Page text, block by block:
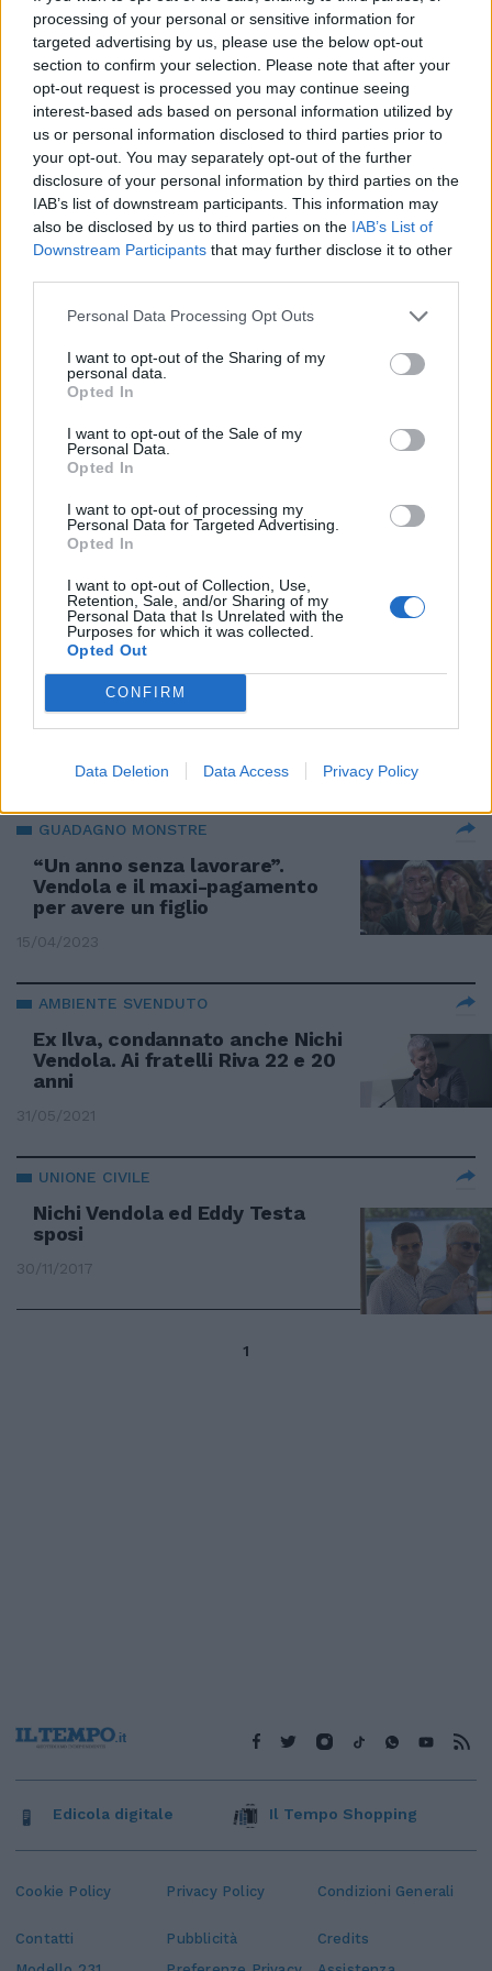
processing of your personal or sensitive information for
targeted advertising by us, please use the below opt-out
section to confirm your selection. Please note that after your
opt-out request is processed you may continue seeing
interest-based ads based on personal information utilized by
us or personal information disclosed to third parties prior to
your opt-out. You may separately opt-out of the further
disclosure of your personal information by third parties on the
IAB’s list of downstream participants. This information may
also be disclosed by us to third parties on the IAB’s List of
Downstream Participants that may further disclose it to other
Personal Data Processing Opt Outs
I want to opt-out of the Sharing of my
personal data.
Opted In
I want to opt-out of the Sale of my
Personal Data.
Opted In
I want to opt-out of processing my
Personal Data for Targeted Advertising.
Opted In
I want to opt-out of Collection, Use,
Retention, Sale, and/or Sharing of my
Personal Data that Is Unrelated with the
Purposes for which it was collected.
Opted Out
CONFIRM
Data Deletion Data Access Privacy Policy
Sangiuliano-Boccia riaccende la
mania di Bonelli
06/09/2024
BARI CONNECTION
Macigno su Decaro: altro suo
assessore indagato. Rottura Pd-
M5S: divisi al voto
16/04/2024
IN PUGLIA SPADRONEGGIA
caos della sinistra. Ma una
condanna lo congela
SCOSSONI A BARI
La sinistra tenta un disperato
blitz per tenere in piedi il campo
largo
10/04/2024
CON SINISTRA ITALIANA
A volte ritornano (in campo):
rispunta Ventola, attacco a
Salvini
27/11/2023
GUADAGNO MONSTRE
“Un anno senza lavorare”.
Vendola e il maxi-pagamento
per avere un figlio
15/04/2023
AMBIENTE SVENDUTO
Ex Ilva, condannato anche Nichi
Vendola. Ai fratelli Riva 22 e 20
anni
31/05/2021
UNIONE CIVILE
Nichi Vendola ed Eddy Testa
sposi
30/11/2017
1
Cookie Policy Privacy Policy Condizioni Generali
Contatti Pubblicità
Credits
Edicola digitale Il Tempo Shopping